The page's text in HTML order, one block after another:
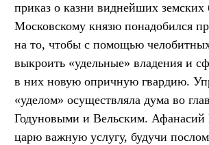
приказ о казни виднейших земских
Московскому князю понадобился
на то, чтобы с помощью
выкроить «удельные» владения и
в них новую опричную гвардию.
«уделом» осуществляла дума во
Годуновыми и Вельским. Афанасий
царю важную услугу, будучи